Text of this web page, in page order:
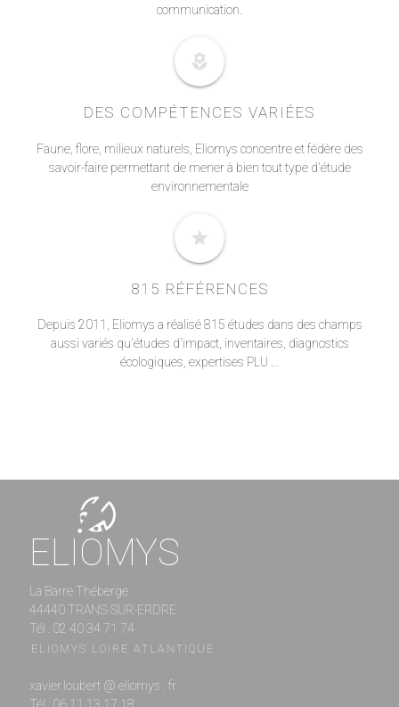
communication.
local_florist
DES COMPÉTENCES VARIÉES
Faune, flore, milieux naturels, Eliomys concentre et fédère des
savoir-faire permettant de mener à bien tout type d'étude
environnementale
star
815 RÉFÉRENCES
Depuis 2011, Eliomys a réalisé 815 études dans des champs
aussi variés qu'études d'impact, inventaires, diagnostics
écologiques, expertises PLU ...
ELIOMYS
La Barre Théberge
44440 TRANS-SUR-ERDRE
Tél : 02 40 34 71 74
ELIOMYS LOIRE ATLANTIQUE
xavier.loubert @ eliomys . fr